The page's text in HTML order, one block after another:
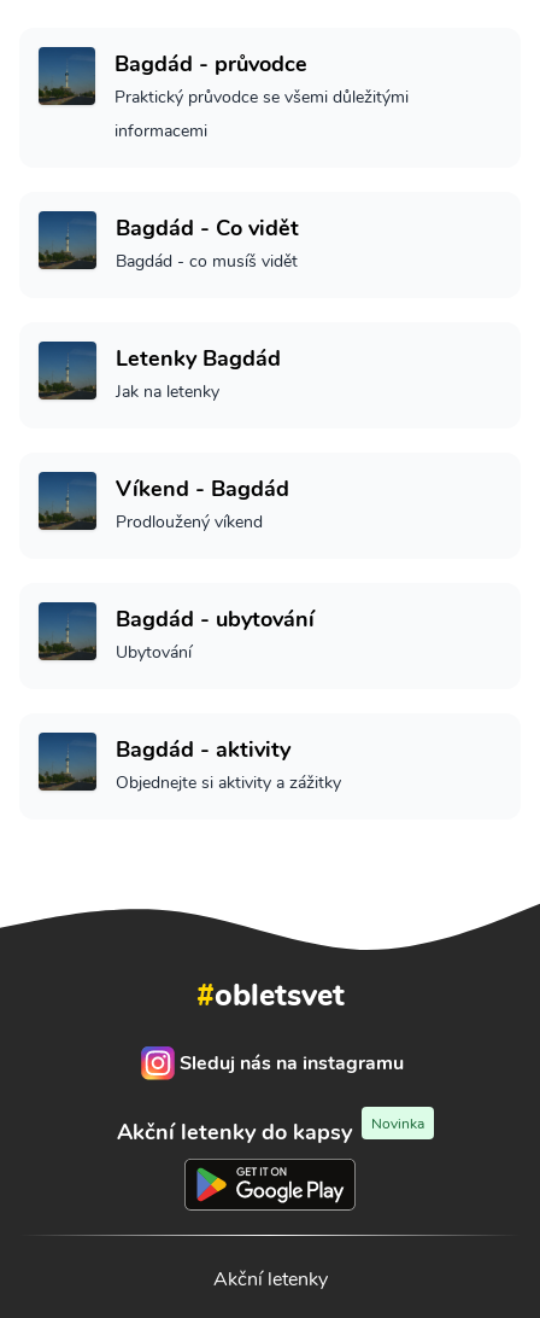
Bagdád - průvodce
Praktický průvodce se všemi důležitými
informacemi
Bagdád - Co vidět
Bagdád - co musíš vidět
Letenky Bagdád
Jak na letenky
Víkend - Bagdád
Prodloužený víkend
Bagdád - ubytování
Ubytování
Bagdád - aktivity
Objednejte si aktivity a zážitky
#obletsvet
Sleduj nás na instagramu
Akční letenky do kapsy Novinka
Akční letenky